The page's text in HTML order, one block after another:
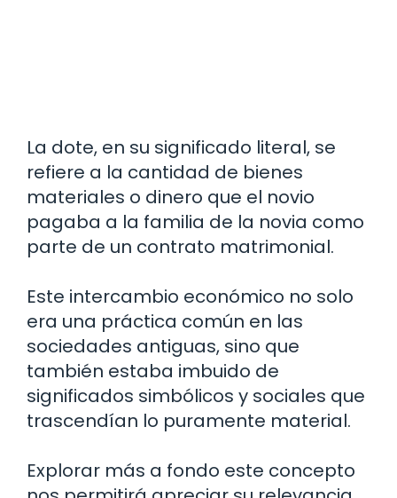
La dote, en su significado literal, se
refiere a la cantidad de bienes
materiales o dinero que el novio
pagaba a la familia de la novia como
parte de un contrato matrimonial.
Este intercambio económico no solo
era una práctica común en las
sociedades antiguas, sino que
también estaba imbuido de
significados simbólicos y sociales que
trascendían lo puramente material.
Explorar más a fondo este concepto